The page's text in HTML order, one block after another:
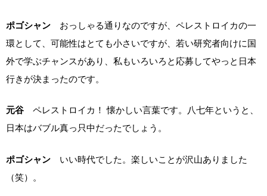
ポゴシャン おっしゃる通りなのですが、ペレストロイカの一
環として、可能性はとても小さいですが、若い研究者向けに国
外で学ぶチャンスがあり、私もいろいろと応募してやっと日本
行きが決まったのです。
元谷 ペレストロイカ！ 懐かしい言葉です。八七年というと、
日本はバブル真っ只中だったでしょう。
ポゴシャン いい時代でした。楽しいことが沢山ありました
（笑）。